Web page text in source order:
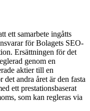
ett samarbete ingåtts
för Bolagets SEO-
Ersättningen för det
genom en
aktier till en
andra året är den fasta
ett prestationsbaserat
som kan regleras via